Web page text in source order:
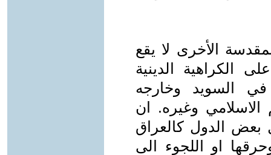
الأخرى لا يقع
الكراهية الدينية
في السويد وخارجه
الاسلامي وغيره. ان
بعض الدول كالعراق
او اللجوء الى